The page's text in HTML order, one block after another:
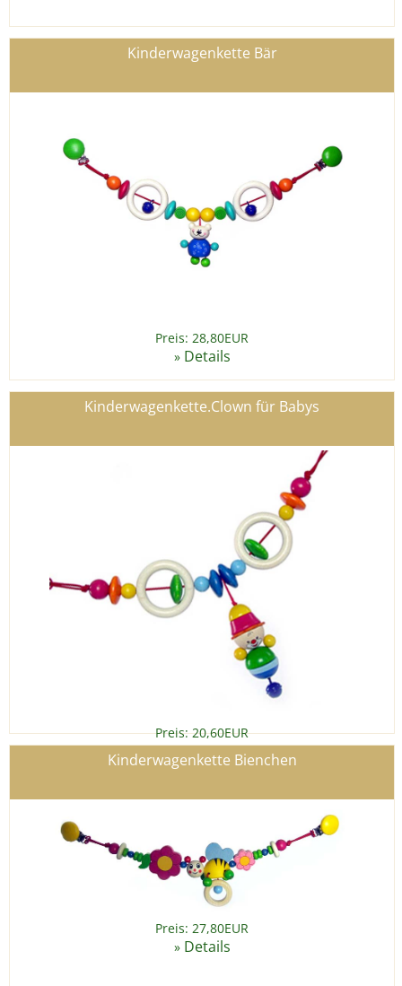
Kinderwagenkette Bär
Preis: 28,80EUR
» Details
Kinderwagenkette.Clown für Babys
Preis: 20,60EUR
»Details
Kinderwagenkette Bienchen
Preis: 27,80EUR
» Details